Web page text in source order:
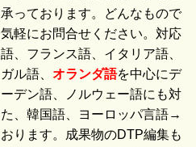
っております。どんなもので
軽にお問合せください。対応
、フランス語、イタリア語、
ル語、 オランダ語を中心にデ
デン語、ノルウェー語にも対
、韓国語、ヨーロッパ言語→
ります。成果物のDTP編集も